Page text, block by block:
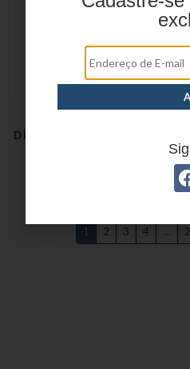
DÍGITOS C/ BATERIA DE
1 2 3 4 …